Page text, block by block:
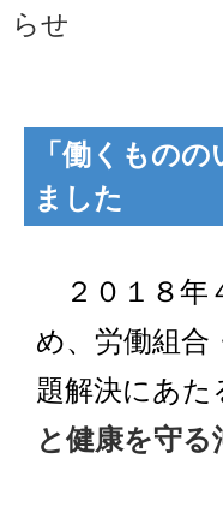
「働くもの
ました
２０１８年
め、労働組合
題解決にあ
と健康を守る